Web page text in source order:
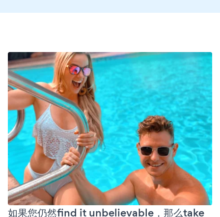
如果您仍然find it unbelievable，那么take